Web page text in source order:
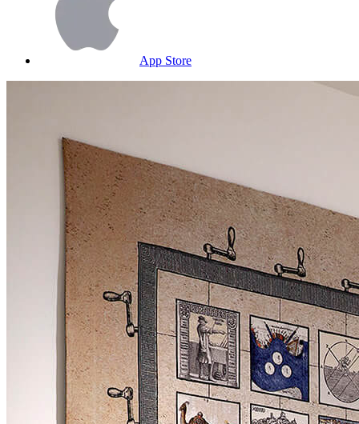
App Store